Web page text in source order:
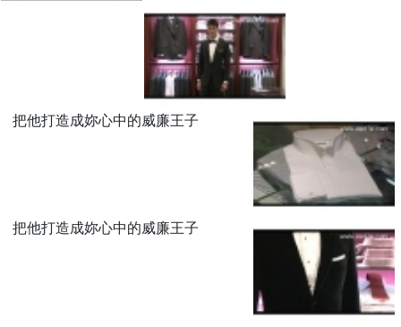
把他打造成妳心中的威廉王子
把他打造成妳心中的威廉王子